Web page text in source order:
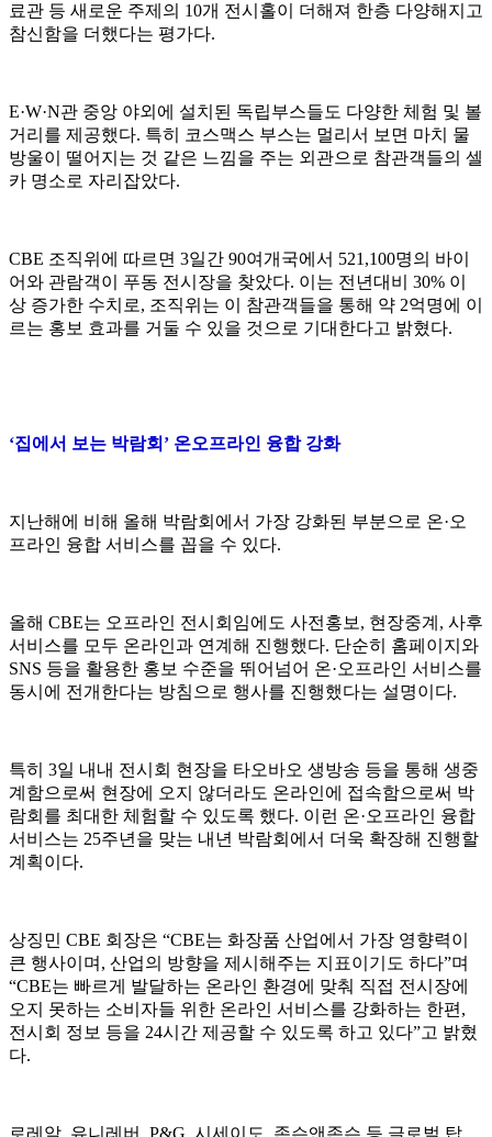
료관 등 새로운 주제의 10개 전시홀이 더해져 한층 다양해지고
참신함을 더했다는 평가다.
E·W·N관 중앙 야외에 설치된 독립부스들도 다양한 체험 및 볼
거리를 제공했다. 특히 코스맥스 부스는 멀리서 보면 마치 물
방울이 떨어지는 것 같은 느낌을 주는 외관으로 참관객들의 셀
카 명소로 자리잡았다.
CBE 조직위에 따르면 3일간 90여개국에서 521,100명의 바이
어와 관람객이 푸동 전시장을 찾았다. 이는 전년대비 30% 이
상 증가한 수치로, 조직위는 이 참관객들을 통해 약 2억명에 이
르는 홍보 효과를 거둘 수 있을 것으로 기대한다고 밝혔다.
‘집에서 보는 박람회’ 온오프라인 융합 강화
지난해에 비해 올해 박람회에서 가장 강화된 부분으로 온·오
프라인 융합 서비스를 꼽을 수 있다.
올해 CBE는 오프라인 전시회임에도 사전홍보, 현장중계, 사후
서비스를 모두 온라인과 연계해 진행했다. 단순히 홈페이지와
SNS 등을 활용한 홍보 수준을 뛰어넘어 온·오프라인 서비스를
동시에 전개한다는 방침으로 행사를 진행했다는 설명이다.
특히 3일 내내 전시회 현장을 타오바오 생방송 등을 통해 생중
계함으로써 현장에 오지 않더라도 온라인에 접속함으로써 박
람회를 최대한 체험할 수 있도록 했다. 이런 온·오프라인 융합
서비스는 25주년을 맞는 내년 박람회에서 더욱 확장해 진행할
계획이다.
상징민 CBE 회장은 “CBE는 화장품 산업에서 가장 영향력이
큰 행사이며, 산업의 방향을 제시해주는 지표이기도 하다”며
“CBE는 빠르게 발달하는 온라인 환경에 맞춰 직접 전시장에
오지 못하는 소비자들 위한 온라인 서비스를 강화하는 한편,
전시회 정보 등을 24시간 제공할 수 있도록 하고 있다”고 밝혔
다.
로레알, 유니레버, P&G, 시세이도, 존슨앤존슨 등 글로벌 탑